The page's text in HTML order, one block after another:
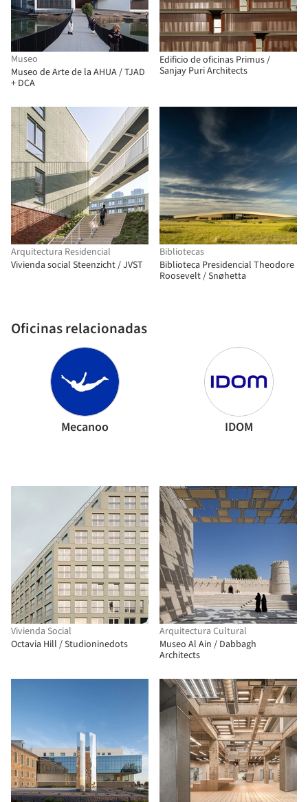
Museo
Museo de Arte de la AHUA / TJAD
+ DCA
Edificio de oficinas Primus /
Sanjay Puri Architects
Arquitectura Residencial
Vivienda social Steenzicht / JVST
Oficinas relacionadas
Mecanoo IDOM
Bibliotecas
Biblioteca Presidencial Theodore
Roosevelt / Snøhetta
Vivienda Social
Octavia Hill / Studioninedots
Arquitectura Cultural
Museo Al Ain / Dabbagh
Architects